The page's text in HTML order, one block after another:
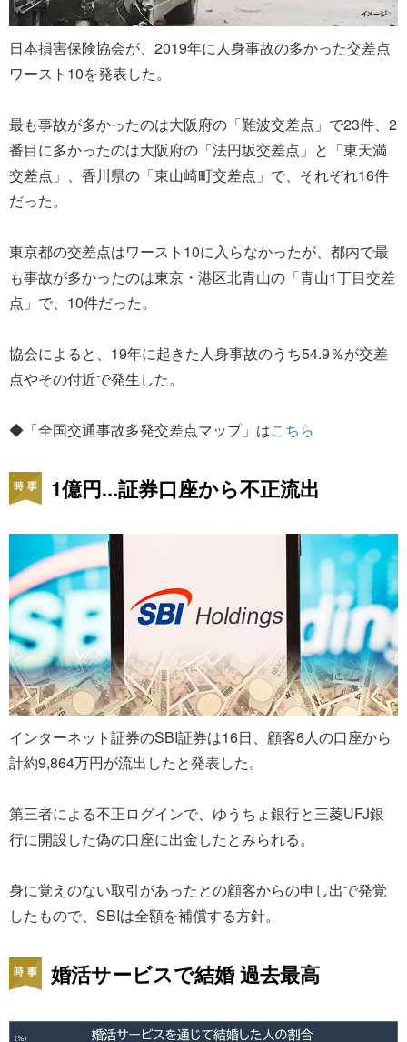
日本損害保険協会が、2019年に人身事故の多かった交差点
ワースト10を発表した。
最も事故が多かったのは大阪府の「難波交差点」で23件、2
番目に多かったのは大阪府の「法円坂交差点」と「東天満
交差点」、香川県の「東山崎町交差点」で、それぞれ16件
だった。
東京都の交差点はワースト10に入らなかったが、都内で最
も事故が多かったのは東京・港区北青山の「青山1丁目交差
点」で、10件だった。
協会によると、19年に起きた人身事故のうち54.9％が交差
点やその付近で発生した。
◆「全国交通事故多発交差点マップ」はこちら
1億円...証券口座から不正流出
インターネット証券のSBI証券は16日、顧客6人の口座から
計約9,864万円が流出したと発表した。
第三者による不正ログインで、ゆうちょ銀行と三菱UFJ銀
行に開設した偽の口座に出金したとみられる。
身に覚えのない取引があったとの顧客からの申し出で発覚
したもので、SBIは全額を補償する方針。
婚活サービスで結婚 過去最高